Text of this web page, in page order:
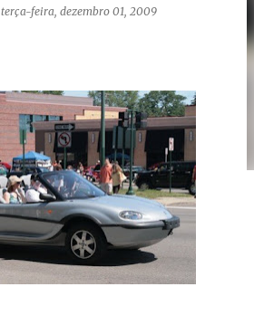
terça-feira, dezembro 01, 2009